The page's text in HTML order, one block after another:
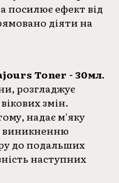
посилює ефект від
діяти на
Toner - 30мл.
розгладжує
змін.
надає м'яку
виникненню
до подальших
наступних